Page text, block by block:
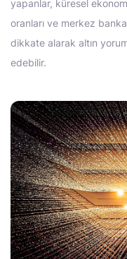
yapanlar, küresel
oranları ve merkez
dikkate alarak altın
edebilir.